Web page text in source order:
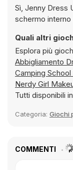
Sì, Jenny Dress Up può essere giocato in
schermo
Quali altri
Esplora più
Camping School
Nerdy Girl
Tutti disponibili
Categoria: Giochi
COMMENTI